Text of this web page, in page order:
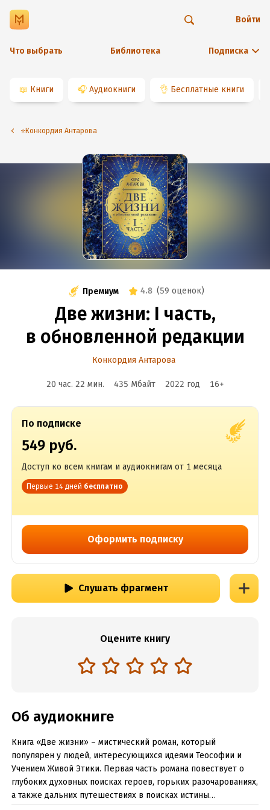
Что выбрать Библиотека Подписка
Войти
📖 Книги 🎧 Аудиокниги 👌 Бесплатные книги
⭐️Конкордия Антарова
Премиум 4.8 (59 оценок)
Две жизни: I часть,
в обновленной редакции
Конкордия Антарова
20 час. 22 мин. 435 Мбайт 2022 год 16+
По подписке
549 руб.
Доступ ко всем книгам и аудиокнигам от 1 месяца
Первые 14 дней бесплатно
Оформить подписку
Слушать фрагмент
Оцените книгу
Об аудиокниге
Книга «Две жизни» – мистический роман, который
популярен у людей, интересующихся идеями Теософии и
Учением Живой Этики. Первая часть романа повествует о
глубоких духовных поисках героев, горьких разочарованиях,
а также дальних путешествиях в поисках истины…